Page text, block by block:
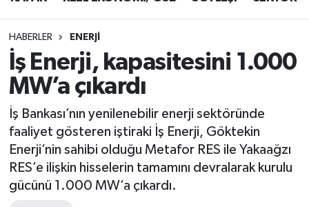
HABERLER ENERJİ
İş Enerji, kapasitesini 1.000
MW’a çıkardı
İş Bankası’nın yenilenebilir enerji sektöründe
faaliyet gösteren iştiraki İş Enerji, Göktekin
Enerji’nin sahibi olduğu Metafor RES ile Yakaağzı
RES’e ilişkin hisselerin tamamını devralarak kurulu
gücünü 1.000 MW’a çıkardı.
DESTEK-TEŞVİK
ETKİNLİK
GÜNCEL
HABERLER
KAPAK